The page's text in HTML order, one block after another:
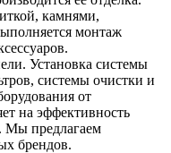
камнями,
монтаж
Установка системы
системы очистки и
от
на эффективность
Мы предлагаем
брендов.